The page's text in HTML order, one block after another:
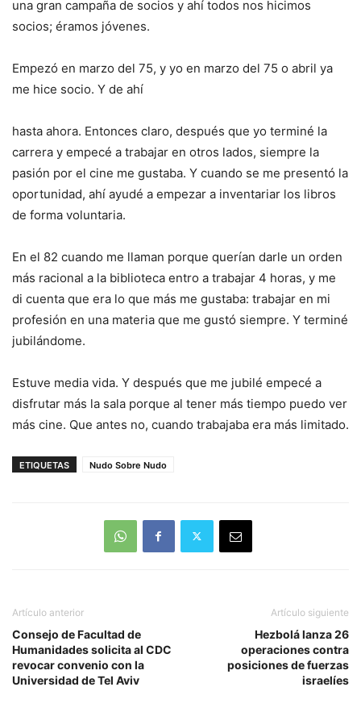
una gran campaña de socios y ahí todos nos hicimos
socios; éramos jóvenes.
Empezó en marzo del 75, y yo en marzo del 75 o abril ya
me hice socio. Y de ahí
hasta ahora. Entonces claro, después que yo terminé la
carrera y empecé a trabajar en otros lados, siempre la
pasión por el cine me gustaba. Y cuando se me presentó la
oportunidad, ahí ayudé a empezar a inventariar los libros
de forma voluntaria.
En el 82 cuando me llaman porque querían darle un orden
más racional a la biblioteca entro a trabajar 4 horas, y me
di cuenta que era lo que más me gustaba: trabajar en mi
profesión en una materia que me gustó siempre. Y terminé
jubilándome.
Estuve media vida. Y después que me jubilé empecé a
disfrutar más la sala porque al tener más tiempo puedo ver
más cine. Que antes no, cuando trabajaba era más limitado.
ETIQUETAS Nudo Sobre Nudo
Artículo anterior
Consejo de Facultad de
Humanidades solicita al CDC
revocar convenio con la
Universidad de Tel Aviv
Artículo siguiente
Hezbolá lanza 26
operaciones contra
posiciones de fuerzas
israelíes